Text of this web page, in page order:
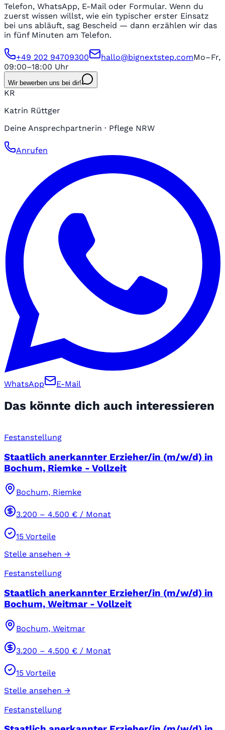
Telefon, WhatsApp, E-Mail oder Formular. Wenn du
zuerst wissen willst, wie ein typischer erster Einsatz
bei uns abläuft, sag Bescheid — dann erzählen wir das
in fünf Minuten am Telefon.
+49 202 94709300 hallo@bignextstep.comMo–Fr,
09:00–18:00 Uhr
Wir bewerben uns bei dir!
KR
Katrin Rüttger
Deine Ansprechpartnerin · Pflege NRW
Anrufen
WhatsApp E-Mail
Das könnte dich auch interessieren
Festanstellung
Staatlich anerkannter Erzieher/in (m/w/d) in
Bochum, Riemke - Vollzeit
Bochum, Riemke
3.200 – 4.500 € / Monat
15 Vorteile
Stelle ansehen →
Festanstellung
Staatlich anerkannter Erzieher/in (m/w/d) in
Bochum, Weitmar - Vollzeit
Bochum, Weitmar
3.200 – 4.500 € / Monat
15 Vorteile
Stelle ansehen →
Festanstellung